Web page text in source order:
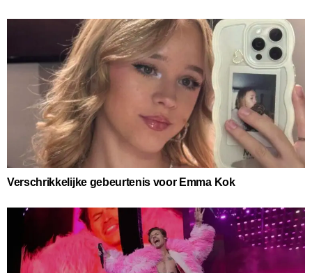
Verschrikkelijke gebeurtenis voor Emma Kok